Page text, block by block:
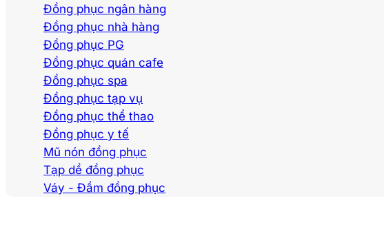
Đồng phục ngân hàng
Đồng phục nhà hàng
Đồng phục PG
Đồng phục quán cafe
Đồng phục spa
Đồng phục tạp vụ
Đồng phục thể thao
Đồng phục y tế
Mũ nón đồng phục
Tạp dề đồng phục
Váy - Đầm đồng phục